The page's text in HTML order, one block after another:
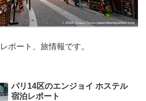
ポート、旅情報です。
パリ14区のエンジョイ ホステル
宿泊レポート